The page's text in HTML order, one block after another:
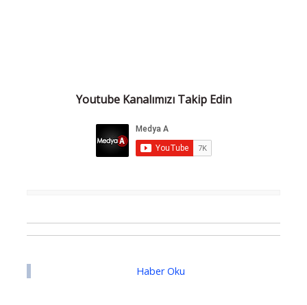
Youtube Kanalımızı Takip Edin
Haber Oku